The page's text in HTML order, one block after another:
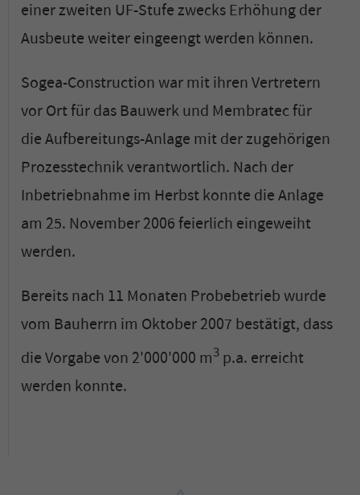
einer zweiten UF-Stufe zwecks Erhöhung der
Ausbeute weiter eingeengt werden können.
Sogea-Construction war mit ihren Vertretern
vor Ort für das Bauwerk und Membratec für
die Aufbereitungs-Anlage mit der zugehörigen
Prozesstechnik verantwortlich. Nach der
Inbetriebnahme im Herbst konnte die Anlage
am 25. November 2006 feierlich eingeweiht
werden.
Bereits nach 11 Monaten Probebetrieb wurde
vom Bauherrn im Oktober 2007 bestätigt, dass
die Vorgabe von 2'000'000 m3 p.a. erreicht
werden konnte.